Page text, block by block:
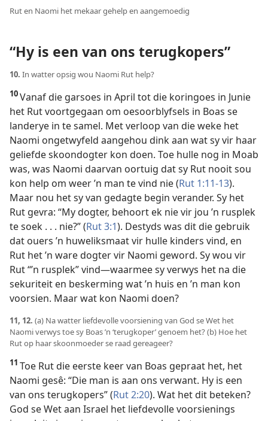
Rut en Naomi het mekaar gehelp en aangemoedig
“Hy is een van ons terugkopers”
10. In watter opsig wou Naomi Rut help?
10Vanaf die garsoes in April tot die koringoes in Junie
het Rut voortgegaan om oesoorblyfsels in Boas se
landerye in te samel. Met verloop van die weke het
Naomi ongetwyfeld aangehou dink aan wat sy vir haar
geliefde skoondogter kon doen. Toe hulle nog in Moab
was, was Naomi daarvan oortuig dat sy Rut nooit sou
kon help om weer ’n man te vind nie (Rut 1:11-13).
Maar nou het sy van gedagte begin verander. Sy het
Rut gevra: “My dogter, behoort ek nie vir jou ’n rusplek
te soek . . . nie?” (Rut 3:1). Destyds was dit die gebruik
dat ouers ’n huweliksmaat vir hulle kinders vind, en
Rut het ’n ware dogter vir Naomi geword. Sy wou vir
Rut “’n rusplek” vind—waarmee sy verwys het na die
sekuriteit en beskerming wat ’n huis en ’n man kon
voorsien. Maar wat kon Naomi doen?
11, 12. (a) Na watter liefdevolle voorsiening van God se Wet het
Naomi verwys toe sy Boas ’n ‘terugkoper’ genoem het? (b) Hoe het
Rut op haar skoonmoeder se raad gereageer?
11 Toe Rut die eerste keer van Boas gepraat het, het
Naomi gesê: “Die man is aan ons verwant. Hy is een
van ons terugkopers” (Rut 2:20). Wat het dit beteken?
God se Wet aan Israel het liefdevolle voorsienings